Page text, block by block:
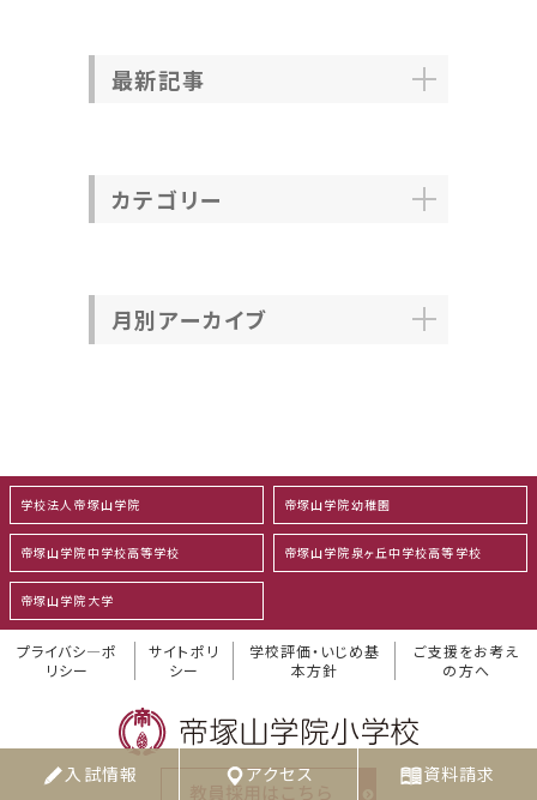
入試情報 アクセス 資料請求
最新記事
カテゴリー
月別アーカイブ
学校法人帝塚山学院 帝塚山学院幼稚園
帝塚山学院中学校高等学校 帝塚山学院泉ヶ丘中学校高等学校
帝塚山学院大学
プライバシ―ポ
リシー
サイトポリ
シー
学校評価・いじめ基
本方針
ご支援をお考え
の方へ